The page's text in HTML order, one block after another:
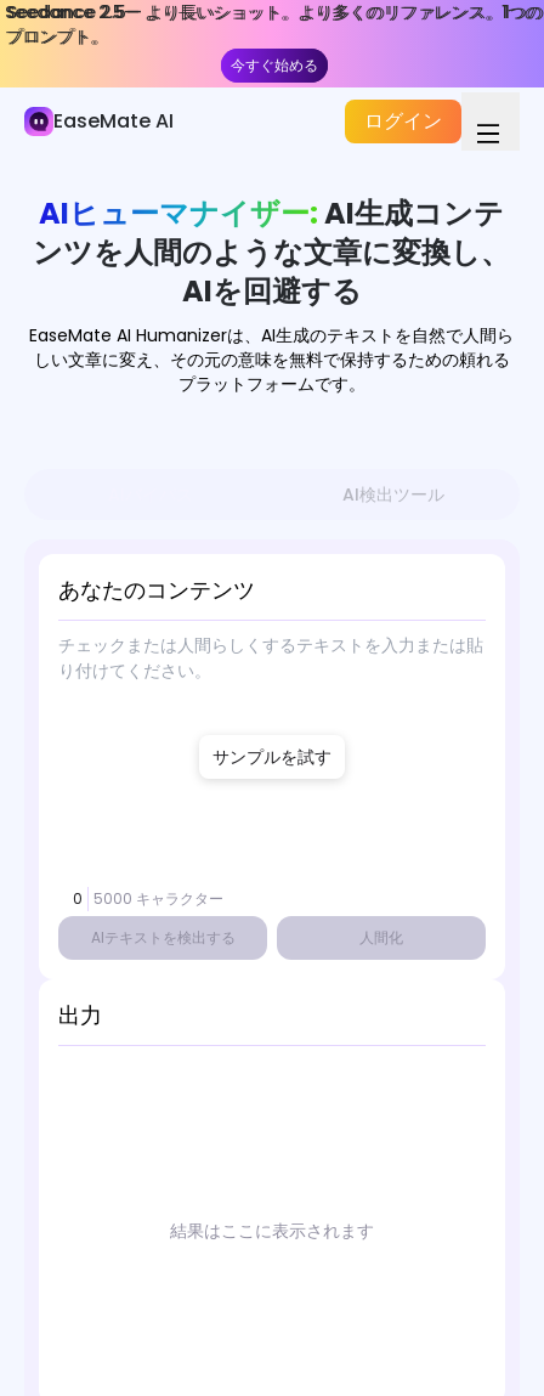
Seedance 2.5— より長いショット。より多くのリファレンス。1つの
プロンプト。
今すぐ始める
Seedance 2.5— より長いショット。より多くのリファレンス。1つの
プロンプト。
今すぐ始める
EaseMate AI ログイン
AIライター
AIストーリージェネレーター
AI検出ツール
AIヒューマナイザー
AIを使った文法チェッカー
AI エッセイライター
AIヒューマナイザー:AI生成コンテ
ンツを人間のような文章に変換し、
AIを回避する
EaseMate AI Humanizerは、AI生成のテキストを自然で人間ら
しい文章に変え、その元の意味を無料で保持するための頼れる
プラットフォームです。
AI検出ツール
あなたのコンテンツ
サンプルを試す
0
5000 キャラクター
AIテキストを検出する
人間化
出力
結果はここに表示されます